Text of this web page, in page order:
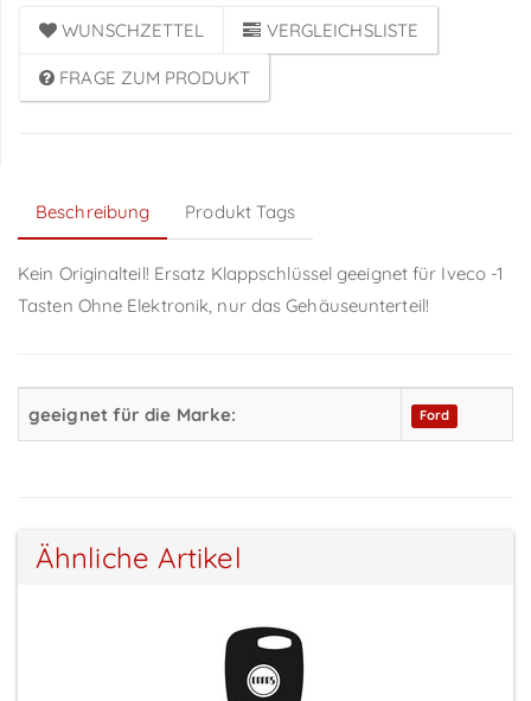
WUNSCHZETTEL VERGLEICHSLISTE
FRAGE ZUM PRODUKT
Beschreibung Produkt Tags
Kein Originalteil! Ersatz Klappschlüssel geeignet für Iveco -1
Tasten Ohne Elektronik, nur das Gehäuseunterteil!
geeignet für die Marke: Ford
Ähnliche Artikel